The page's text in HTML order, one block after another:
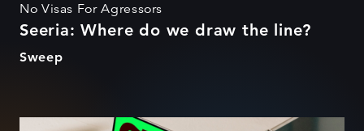
No Visas For Agressors
Seeria: Where do we draw the line?
Sweep